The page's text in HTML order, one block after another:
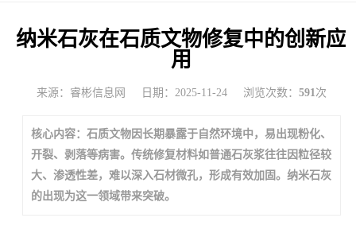
纳米石灰在石质文物修复中的创新应
用
来源：睿彬信息网 日期：2025-11-24 浏览次数： 591 次
核心内容：石质文物因长期暴露于自然环境中，易出现粉化、
开裂、剥落等病害。传统修复材料如普通石灰浆往往因粒径较
大、渗透性差，难以深入石材微孔，形成有效加固。纳米石灰
的出现为这一领域带来突破。